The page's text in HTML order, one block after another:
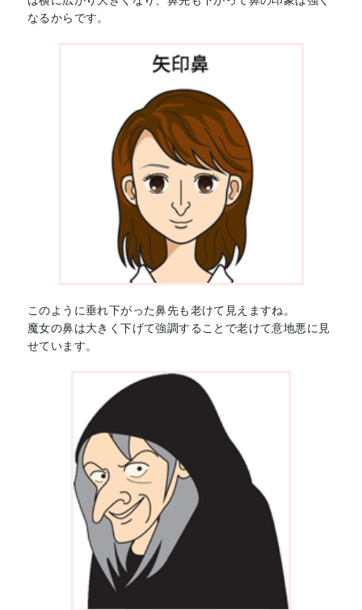
なるからです。
このように垂れ下がった鼻先も老けて見えますね。
魔女の鼻は大きく下げて強調することで老けて意地悪に見
せています。